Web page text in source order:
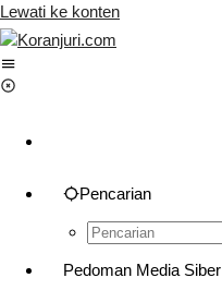
Lewati ke konten
Pencarian
Pedoman Media Siber